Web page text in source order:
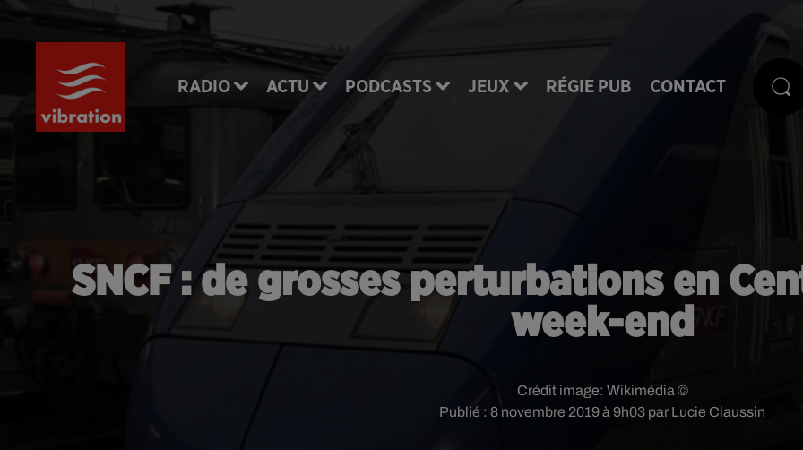
RADIO ACTU PODCASTS JEUX RÉGIE PUB CONTACT
SNCF : de grosses perturbations en
week-end
Publié : 8 novembre 2019 à 9h03 par Lucie Claussin
Crédit image: Wikimédia ©